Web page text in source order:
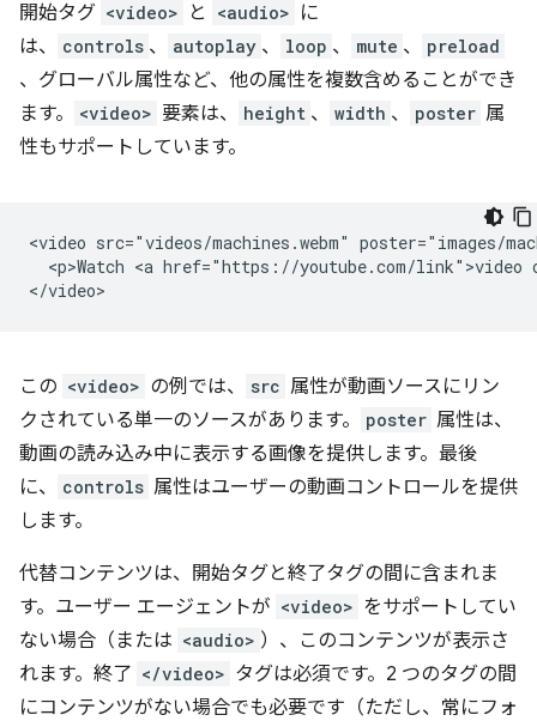
開始タグ <video> と <audio> に
は、
controls 、 autoplay 、 loop 、 mute 、 preload
、グローバル属性など、他の属性を複数含めることができ
ます。
<video> 要素は、 height 、 width 、 poster 属
性もサポートしています。
<video src="videos/machines.webm" poster="images/
<p>Watch <a href="https://youtube.com/link">video
この <video> の例では、 src 属性が動画ソースにリン
クされている単一のソースがあります。
poster 属性は、
動画の読み込み中に表示する画像を提供します。最後
に、
controls 属性はユーザーの動画コントロールを提供
します。
代替コンテンツは、開始タグと終了タグの間に含まれま
す。ユーザー エージェントが <video> をサポートしてい
ない場合（または <audio> ）、このコンテンツが表示さ
れます。終了 </video> タグは必須です。2 つのタグの間
にコンテンツがない場合でも必要です（ただし、常にフォ